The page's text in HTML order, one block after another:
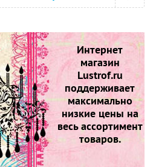
Интернет
магазин
Lustrof.ru
поддерживает
максимально
низкие цены на
весь ассортимент
товаров.